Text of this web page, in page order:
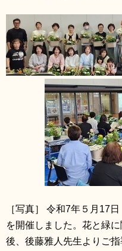
［写真］ 令和7年５月17
を開催しました。花と緑
後、後藤雅人先生よりご